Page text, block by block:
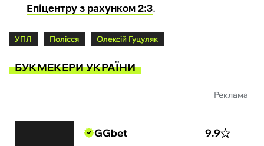
Епіцентру з рахунком 2:3.
УПЛ Полісся Олексій Гуцуляк
БУКМЕКЕРИ УКРАЇНИ
Реклама
GGbet 9.9